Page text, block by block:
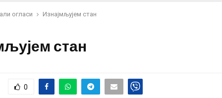
огласи Изнајмљујем стан
стан
0